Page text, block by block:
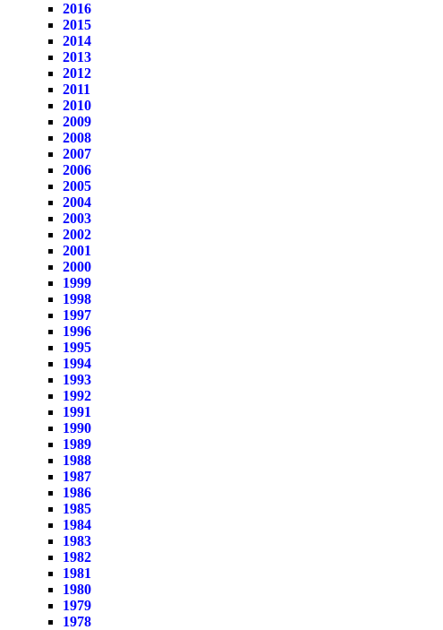
2016
2015
2014
2013
2012
2011
2010
2009
2008
2007
2006
2005
2004
2003
2002
2001
2000
1999
1998
1997
1996
1995
1994
1993
1992
1991
1990
1989
1988
1987
1986
1985
1984
1983
1982
1981
1980
1979
1978